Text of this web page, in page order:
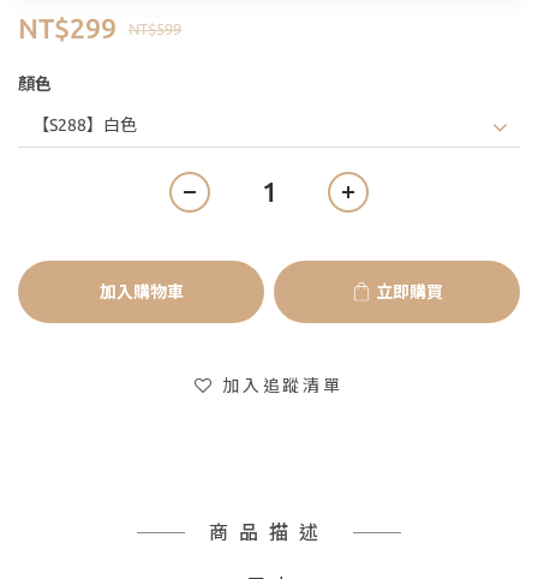
NT$599
NT$299
顏色
加入購物車 立即購買
加入追蹤清單
商品描述